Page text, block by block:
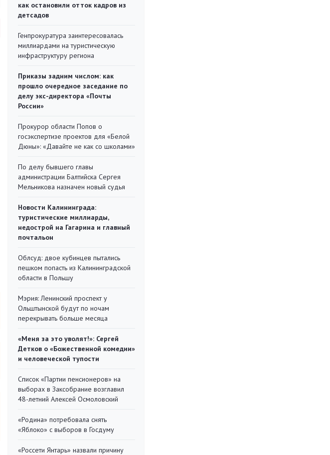
как остановили отток кадров из
детсадов
Генпрокуратура заинтересовалась
миллиардами на туристическую
инфраструктуру региона
Приказы задним числом: как
прошло очередное заседание по
делу экс-директора «Почты
России»
Прокурор области Попов о
госэкспертизе проектов для «Белой
Дюны»: «Давайте не как со школами»
По делу бывшего главы
администрации Балтийска Сергея
Мельникова назначен новый судья
Новости Калининграда:
туристические миллиарды,
недострой на Гагарина и главный
почтальон
Облсуд: двое кубинцев пытались
пешком попасть из Калининградской
области в Польшу
Мэрия: Ленинский проспект у
Ольштынской будут по ночам
перекрывать больше месяца
«Меня за это уволят!»: Сергей
Детков о «Божественной комедии»
и человеческой тупости
Список «Партии пенсионеров» на
выборах в Заксобрание возглавил
48-летний Алексей Осмоловский
«Родина» потребовала снять
«Яблоко» с выборов в Госдуму
«Россети Янтарь» назвали причину